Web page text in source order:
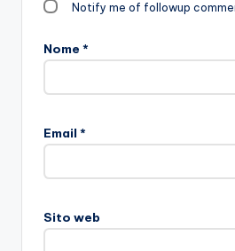
Notify me of followup
Nome *
Email *
Sito web